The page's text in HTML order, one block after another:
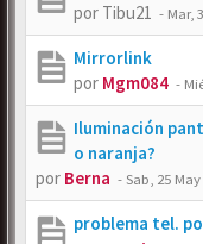
por Tibu21 - Mar,
Mirrorlink
por Mgm084 -
Iluminación
o naranja?
por Berna -Sab, 25
problema tel.